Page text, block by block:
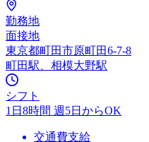
勤務地
面接地
東京都町田市原町田6-7-8
町田駅、相模大野駅
シフト
1日8時間 週5日からOK
交通費支給